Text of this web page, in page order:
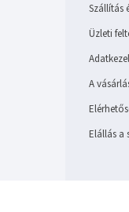
Szállítás
Üzleti
A
Elállás a